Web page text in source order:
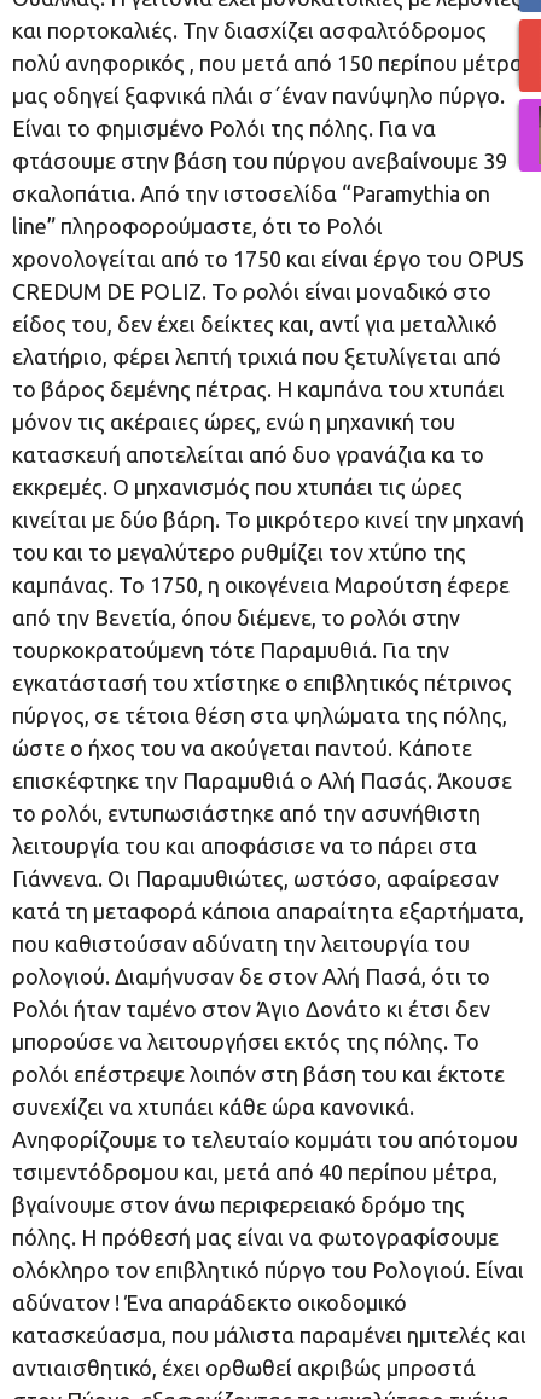
και πορτοκαλιές. Την διασχίζει ασφαλτόδρομος
πολύ ανηφορικός , που μετά από 150 περίπου μέτρα,
μας οδηγεί ξαφνικά πλάι σ΄έναν πανύψηλο πύργο.
Είναι το φημισμένο Ρολόι της πόλης. Για να
φτάσουμε στην βάση του πύργου ανεβαίνουμε 39
σκαλοπάτια. Από την ιστοσελίδα “Paramythia on
line” πληροφορούμαστε, ότι το Ρολόι
χρονολογείται από το 1750 και είναι έργο του OPUS
CREDUM DE POLIZ. Το ρολόι είναι μοναδικό στο
είδος του, δεν έχει δείκτες και, αντί για μεταλλικό
ελατήριο, φέρει λεπτή τριχιά που ξετυλίγεται από
το βάρος δεμένης πέτρας. Η καμπάνα του χτυπάει
μόνον τις ακέραιες ώρες, ενώ η μηχανική του
κατασκευή αποτελείται από δυο γρανάζια κα το
εκκρεμές. Ο μηχανισμός που χτυπάει τις ώρες
κινείται με δύο βάρη. Το μικρότερο κινεί την μηχανή
του και το μεγαλύτερο ρυθμίζει τον χτύπο της
καμπάνας. Το 1750, η οικογένεια Μαρούτση έφερε
από την Βενετία, όπου διέμενε, το ρολόι στην
τουρκοκρατούμενη τότε Παραμυθιά. Για την
εγκατάστασή του χτίστηκε ο επιβλητικός πέτρινος
πύργος, σε τέτοια θέση στα ψηλώματα της πόλης,
ώστε ο ήχος του να ακούγεται παντού. Κάποτε
επισκέφτηκε την Παραμυθιά ο Αλή Πασάς. Άκουσε
το ρολόι, εντυπωσιάστηκε από την ασυνήθιστη
λειτουργία του και αποφάσισε να το πάρει στα
Γιάννενα. Οι Παραμυθιώτες, ωστόσο, αφαίρεσαν
κατά τη μεταφορά κάποια απαραίτητα εξαρτήματα,
που καθιστούσαν αδύνατη την λειτουργία του
ρολογιού. Διαμήνυσαν δε στον Αλή Πασά, ότι το
Ρολόι ήταν ταμένο στον Άγιο Δονάτο κι έτσι δεν
μπορούσε να λειτουργήσει εκτός της πόλης. Το
ρολόι επέστρεψε λοιπόν στη βάση του και έκτοτε
συνεχίζει να χτυπάει κάθε ώρα κανονικά.
Ανηφορίζουμε το τελευταίο κομμάτι του απότομου
τσιμεντόδρομου και, μετά από 40 περίπου μέτρα,
βγαίνουμε στον άνω περιφερειακό δρόμο της
πόλης. Η πρόθεσή μας είναι να φωτογραφίσουμε
ολόκληρο τον επιβλητικό πύργο του Ρολογιού. Είναι
αδύνατον ! Ένα απαράδεκτο οικοδομικό
κατασκεύασμα, που μάλιστα παραμένει ημιτελές και
αντιαισθητικό, έχει ορθωθεί ακριβώς μπροστά